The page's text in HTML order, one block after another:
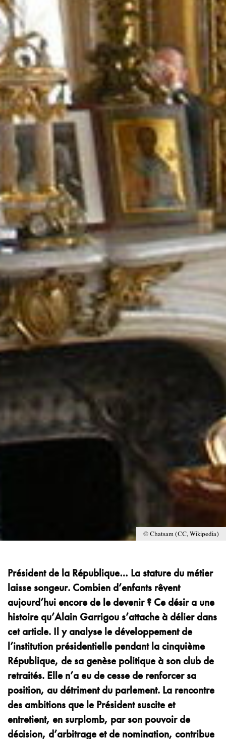
© Chatsam (CC, Wikipedia)
Président de la République… La stature du métier
laisse songeur. Combien d’enfants rêvent
aujourd’hui encore de le devenir ? Ce désir a une
histoire qu’Alain Garrigou s’attache à délier dans
cet article. Il y analyse le développement de
l’institution présidentielle pendant la cinquième
République, de sa genèse politique à son club de
retraités. Elle n’a eu de cesse de renforcer sa
position, au détriment du parlement. La rencontre
des ambitions que le Président suscite et
entretient, en surplomb, par son pouvoir de
décision, d’arbitrage et de nomination, contribue